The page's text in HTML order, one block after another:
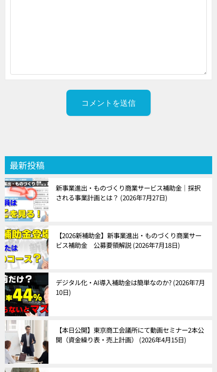
最新投稿
新事業進出・ものづくり商業サービス補助金｜採択
される事業計画とは？ 2026年7月27日
【2026新補助金】新事業進出・ものづくり商業サー
ビス補助金 公募要領解説 2026年7月18日
デジタル化・AI導入補助金は簡単なのか? 2026年7月
10日
【本日公開】東京商工会議所にて動画セミナー2本公
開（資金繰り表・売上計画）
2026年4月15日